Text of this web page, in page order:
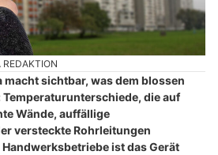
REDAKTION
macht sichtbar, was dem blossen
die auf
Wände, auffällige
versteckte Rohrleitungen
ist das Gerät